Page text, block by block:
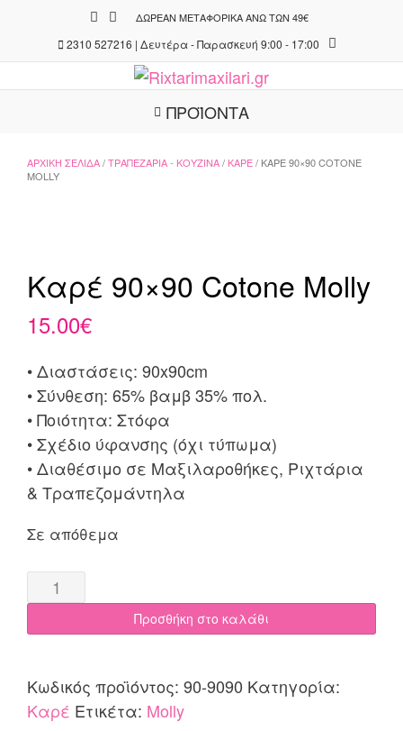
content
ΔΩΡΕΆΝ ΜΕΤΑΦΟΡΙΚΆ ΆΝΩ ΤΩΝ 49€
2310 527216 | Δευτέρα - Παρασκευή 9:00 - 17:00
ΠΡΟΪΟΝΤΑ
ΑΡΧΙΚΉ ΣΕΛΊΔΑ/ΤΡΑΠΕΖΑΡΊΑ - ΚΟΥΖΊΝΑ/ ΚΑΡΈ/ ΚΑΡΈ 90×90 COTONE
MOLLY
Καρέ 90×90 Cotone Molly
15.00€
• Διαστάσεις: 90x90cm
• Σύνθεση: 65% βαμβ 35% πολ.
• Ποιότητα: Στόφα
• Σχέδιο ύφανσης (όχι τύπωμα)
• Διαθέσιμο σε Μαξιλαροθήκες, Ριχτάρια
& Τραπεζομάντηλα
Σε απόθεμα
Καρέ
90x90
Cotone
quantity
Προσθήκη στο καλάθι
Κωδικός προϊόντος: 90-9090 Κατηγορία:
Καρέ Ετικέτα: Molly